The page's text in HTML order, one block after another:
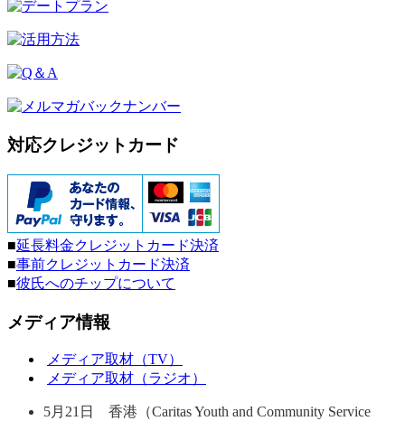
対応クレジットカード
■延長料金クレジットカード決済
■事前クレジットカード決済
■彼氏へのチップについて
メディア情報
メディア取材（TV）
メディア取材（ラジオ）
5月21日 香港（Caritas Youth and Community Service